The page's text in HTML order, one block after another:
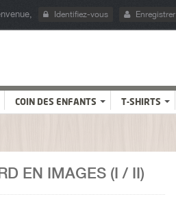
Identifiez-vous Enregistrer
COIN DES ENFANTS T-SHIRTS
EN IMAGES (I / II)